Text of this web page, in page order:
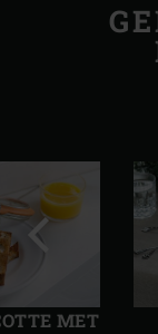
MET
slide